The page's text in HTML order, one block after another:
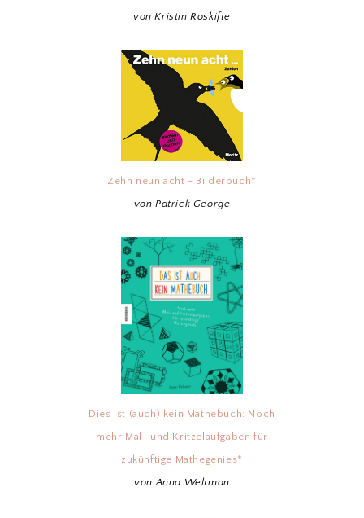
von Kristin Roskifte
Zehn neun acht - Bilderbuch*
von Patrick George
Dies ist (auch) kein Mathebuch: Noch
mehr Mal- und Kritzelaufgaben für
zukünftige Mathegenies*
von Anna Weltman